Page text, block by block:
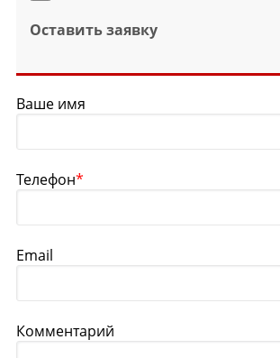
Оставить заявку
Ваше имя
Телефон*
Email
Комментарий